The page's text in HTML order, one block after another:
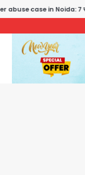
Noida: 7 साल की मासूम बेटी के